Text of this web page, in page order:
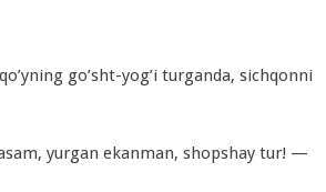
go’sht-yog’i turganda, sichqonni
yurgan ekanman, shopshay tur! —